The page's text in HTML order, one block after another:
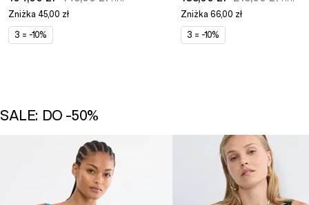
Zniżka 45,00 zł
3 = -10%
Zniżka 66,00 zł
3 = -10%
SALE: DO -50%